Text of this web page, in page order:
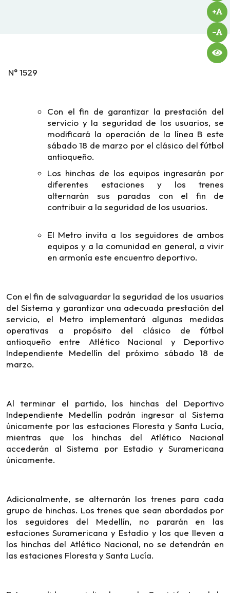
N° 1529
Con el fin de garantizar la prestación del
servicio y la seguridad de los usuarios, se
modificará la operación de la línea B este
sábado 18 de marzo por el clásico del fútbol
antioqueño.
Los hinchas de los equipos ingresarán por
diferentes estaciones y los trenes
alternarán sus paradas con el fin de
contribuir a la seguridad de los usuarios.
El Metro invita a los seguidores de ambos
equipos y a la comunidad en general, a vivir
en armonía este encuentro deportivo.
Con el fin de salvaguardar la seguridad de los usuarios
del Sistema y garantizar una adecuada prestación del
servicio, el Metro implementará algunas medidas
operativas a propósito del clásico de fútbol
antioqueño entre Atlético Nacional y Deportivo
Independiente Medellín del próximo sábado 18 de
marzo.
Al terminar el partido, los hinchas del Deportivo
Independiente Medellín podrán ingresar al Sistema
únicamente por las estaciones Floresta y Santa Lucía,
mientras que los hinchas del Atlético Nacional
accederán al Sistema por Estadio y Suramericana
únicamente.
Adicionalmente, se alternarán los trenes para cada
grupo de hinchas. Los trenes que sean abordados por
los seguidores del Medellín, no pararán en las
estaciones Suramericana y Estadio y los que lleven a
los hinchas del Atlético Nacional, no se detendrán en
las estaciones Floresta y Santa Lucía.